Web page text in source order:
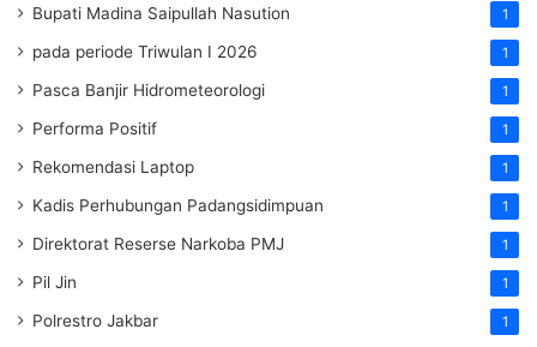
Bupati Madina Saipullah Nasution 1
pada periode Triwulan I 2026 1
Pasca Banjir Hidrometeorologi 1
Performa Positif 1
Rekomendasi Laptop 1
Kadis Perhubungan Padangsidimpuan 1
Direktorat Reserse Narkoba PMJ 1
Pil Jin 1
Polrestro Jakbar 1